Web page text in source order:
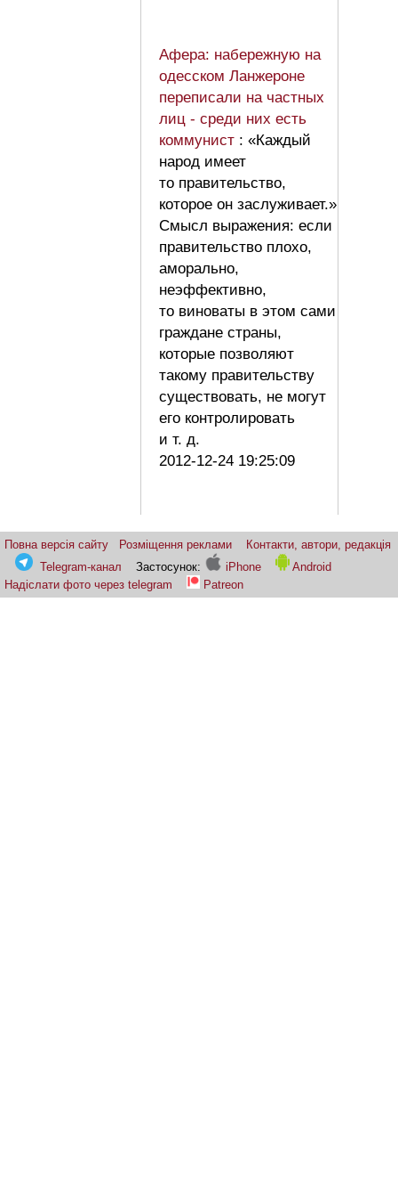
Афера: набережную на
одесском Ланжероне
переписали на частных
лиц - среди них есть
коммунист : «Каждый
народ имеет
то правительство,
которое он заслуживает.»
Смысл выражения: если
правительство плохо,
аморально,
неэффективно,
то виноваты в этом сами
граждане страны,
которые позволяют
такому правительству
существовать, не могут
его контролировать
и т. д.
2012-12-24 19:25:09
Повна версія сайту Розміщення реклами
Контакти, автори, редакція
Telegram-канал
Застосунок: iPhone
Android
Надіслати фото через telegram
Patreon